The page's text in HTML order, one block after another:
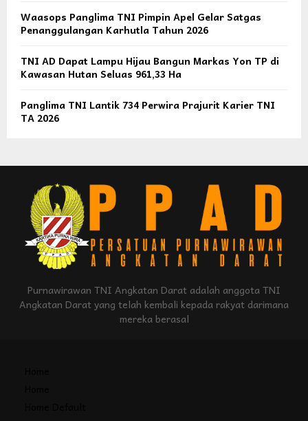
Waasops Panglima TNI Pimpin Apel Gelar Satgas
Penanggulangan Karhutla Tahun 2026
TNI AD Dapat Lampu Hijau Bangun Markas Yon TP di
Kawasan Hutan Seluas 961,33 Ha
Panglima TNI Lantik 734 Perwira Prajurit Karier TNI
TA 2026
Purnawirawan TNI Angkatan Darat adalah anggota TNI
Angkatan Darat yang telah kembali kepada rakyat darimana
mereka berasal